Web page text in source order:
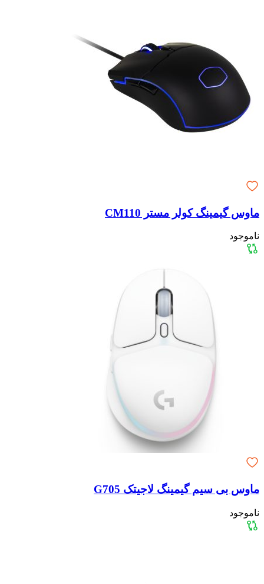
ماوس گیمینگ کولر مستر CM110
ناموجود
ماوس بی سیم گیمینگ لاجیتک G705
ناموجود